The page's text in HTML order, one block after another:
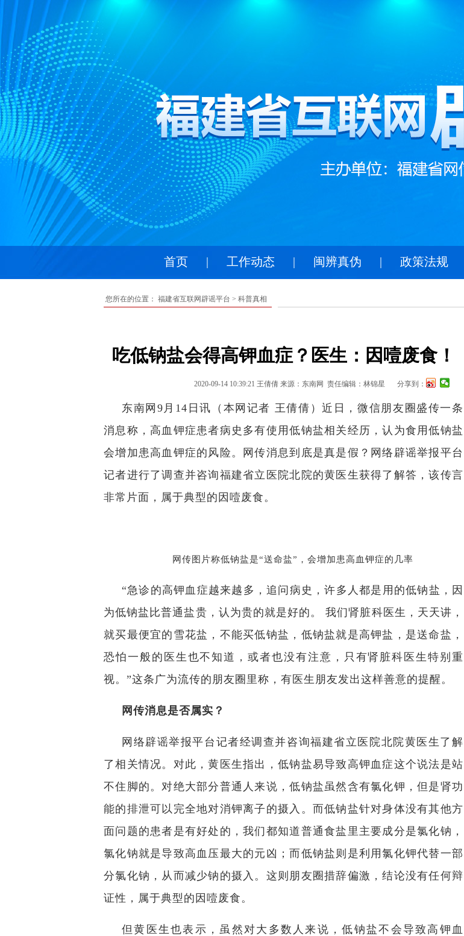
首页 | 工作动态 | 闽辨真伪 | 政策法规
您所在的位置： 福建省互联网辟谣平台 > 科普真相
吃低钠盐会得高钾血症？医生：因噎废食！
2020-09-14 10:39:21 王倩倩 来源：东南网 责任编辑：林锦星 分享到：
东南网9月14日讯（本网记者 王倩倩）近日，微信朋友圈盛传一条
消息称，高血钾症患者病史多有使用低钠盐相关经历，认为食用低钠盐
会增加患高血钾症的风险。网传消息到底是真是假？网络辟谣举报平台
记者进行了调查并咨询福建省立医院北院的黄医生获得了解答，该传言
非常片面，属于典型的因噎废食。
网传图片称低钠盐是“送命盐”，会增加患高血钾症的几率
“急诊的高钾血症越来越多，追问病史，许多人都是用的低钠盐，因
为低钠盐比普通盐贵，认为贵的就是好的。 我们肾脏科医生，天天讲，
就买最便宜的雪花盐，不能买低钠盐，低钠盐就是高钾盐，是送命盐，
恐怕一般的医生也不知道，或者也没有注意，只有肾脏科医生特别重
视。”这条广为流传的朋友圈里称，有医生朋友发出这样善意的提醒。
网传消息是否属实？
网络辟谣举报平台记者经调查并咨询福建省立医院北院黄医生了解
了相关情况。对此，黄医生指出，低钠盐易导致高钾血症这个说法是站
不住脚的。对绝大部分普通人来说，低钠盐虽然含有氯化钾，但是肾功
能的排泄可以完全地对消钾离子的摄入。而低钠盐针对身体没有其他方
面问题的患者是有好处的，我们都知道普通食盐里主要成分是氯化钠，
氯化钠就是导致高血压最大的元凶；而低钠盐则是利用氯化钾代替一部
分氯化钠，从而减少钠的摄入。这则朋友圈措辞偏激，结论没有任何辩
证性，属于典型的因噎废食。
但黄医生也表示，虽然对大多数人来说，低钠盐不会导致高钾血